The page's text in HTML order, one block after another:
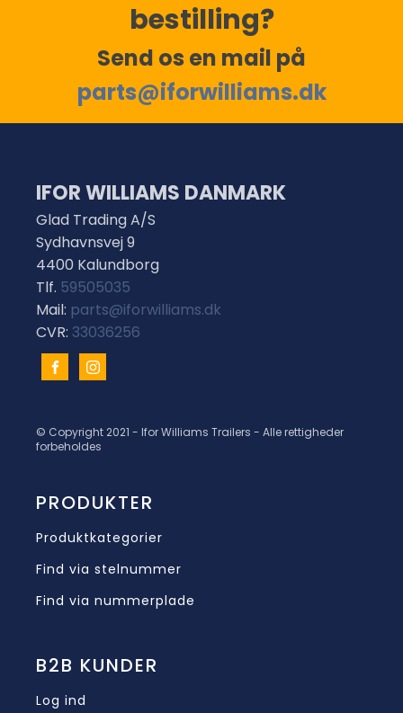
bestilling?
Send os en mail på
parts@iforwilliams.dk
IFOR WILLIAMS DANMARK
Glad Trading A/S
Sydhavnsvej 9
4400 Kalundborg
Tlf. 59505035
Mail: parts@iforwilliams.dk
CVR: 33036256
© Copyright 2021 - Ifor Williams Trailers - Alle rettigheder
forbeholdes
PRODUKTER
Produktkategorier
Find via stelnummer
Find via nummerplade
B2B KUNDER
Log ind